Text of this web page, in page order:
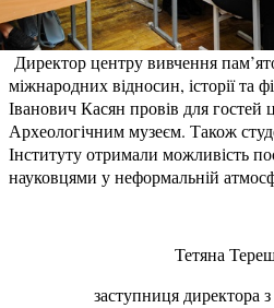
Директор центру вивчення
міжнародних відносин, історії та
Іванович Касян провів для гостей
Археологічним музеєм. Також
Інституту отримали можливість
науковцями у неформальній
Тетяна
заступниця директора